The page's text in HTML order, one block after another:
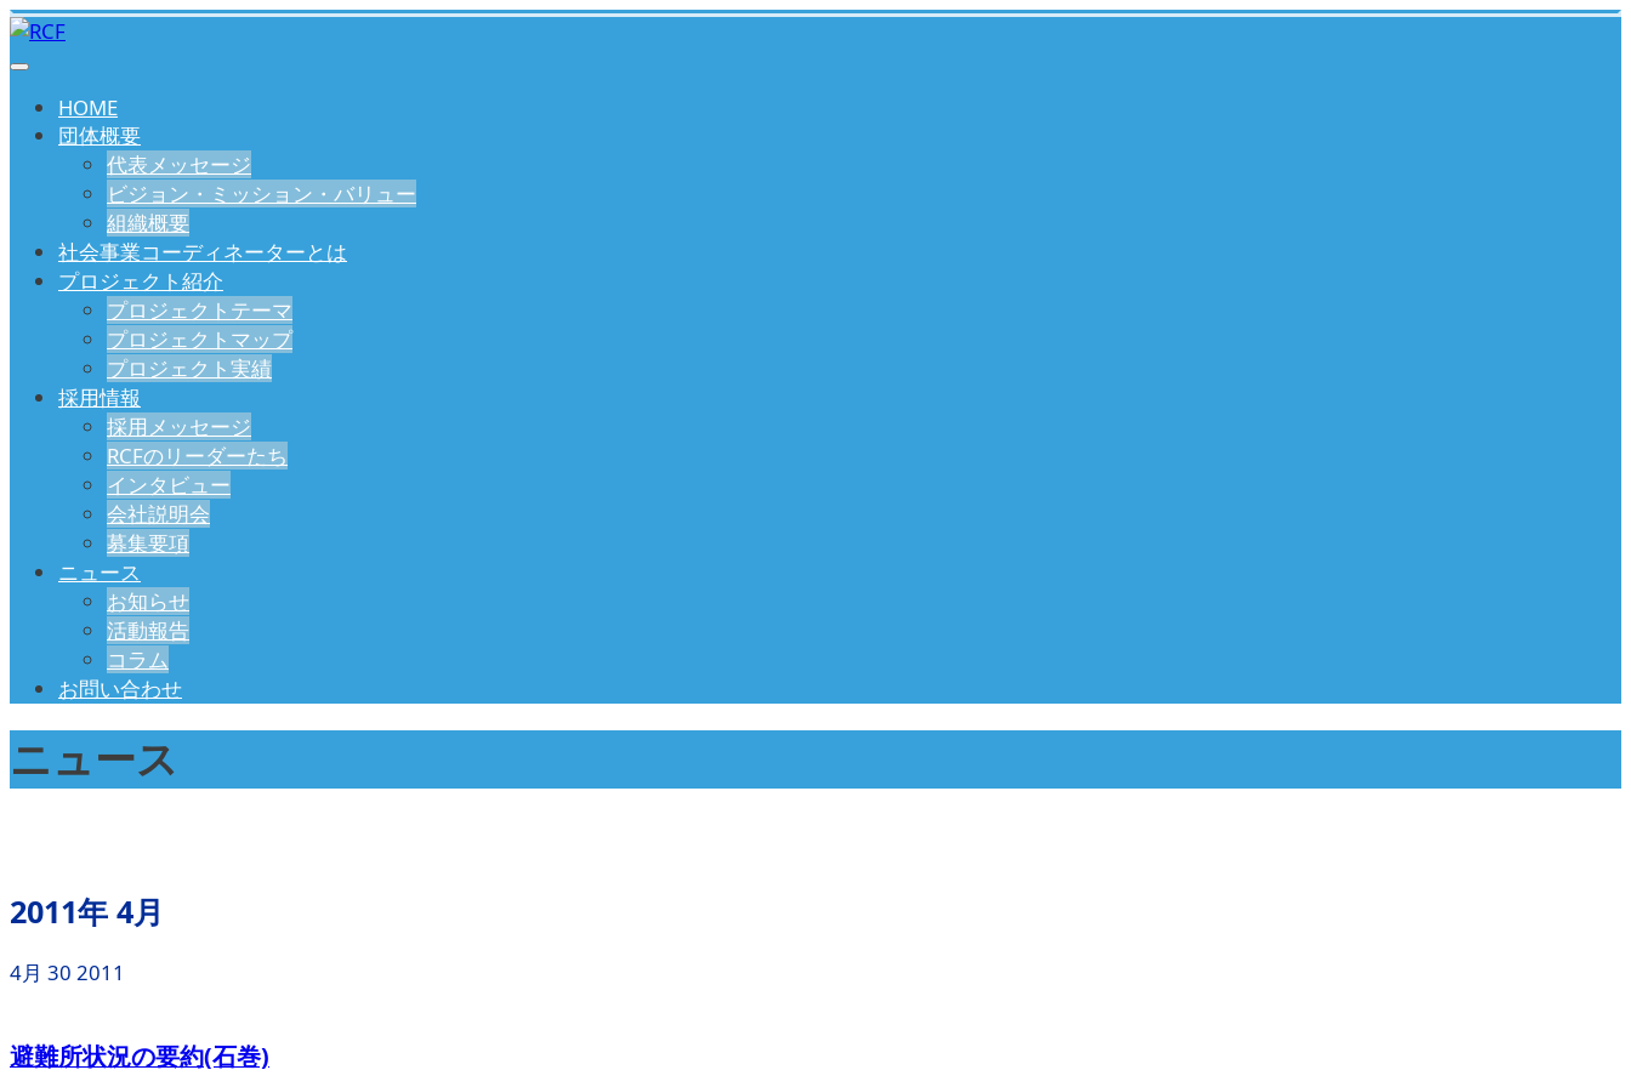
HOME
団体概要
代表メッセージ
ビジョン・ミッション・バリュー
組織概要
社会事業コーディネーターとは
プロジェクト紹介
プロジェクトテーマ
プロジェクトマップ
プロジェクト実績
採用情報
採用メッセージ
RCFのリーダーたち
インタビュー
会社説明会
募集要項
ニュース
お知らせ
活動報告
コラム
お問い合わせ
ニュース
2011年 4月
4月 30 2011
避難所状況の要約(石巻)